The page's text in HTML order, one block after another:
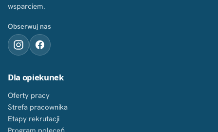
wsparciem.
Obserwuj nas
Dla opiekunek
Oferty pracy
Strefa pracownika
Etapy rekrutacji